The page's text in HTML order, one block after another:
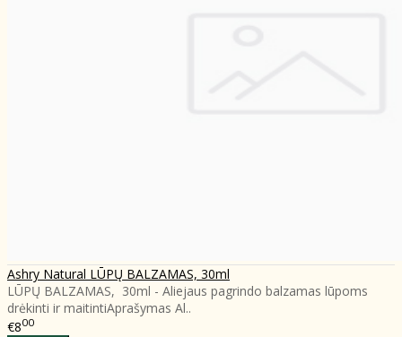
Ashry Natural LŪPŲ BALZAMAS, 30ml
LŪPŲ BALZAMAS, 30ml - Aliejaus pagrindo balzamas lūpoms
drėkinti ir maitinti​ Aprašymas Al..
€800